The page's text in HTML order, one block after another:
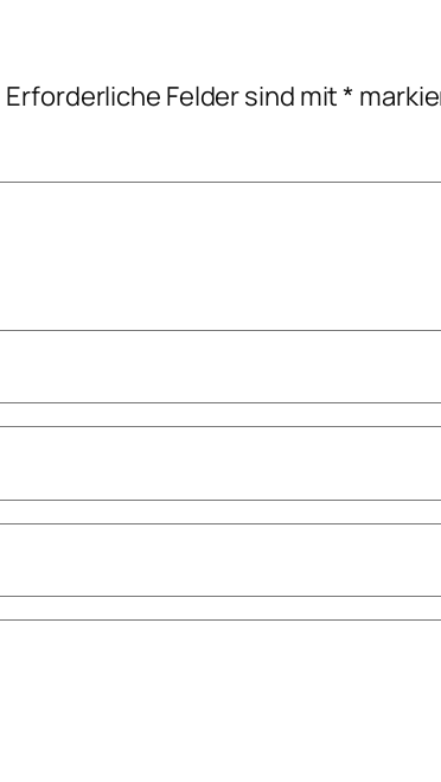
Erforderliche Felder sind mit*